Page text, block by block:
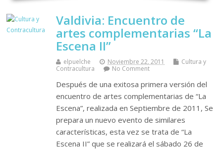
Valdivia: Encuentro de
artes complementarias “La
Escena II”
elpuelche Noviembre 22, 2011
Cultura y
Contracultura
No Comment
Después de una exitosa primera versión del
encuentro de artes complementarias de “La
Escena”, realizada en Septiembre de 2011, Se
prepara un nuevo evento de similares
características, esta vez se trata de “La
Escena II” que se realizará el sábado 26 de